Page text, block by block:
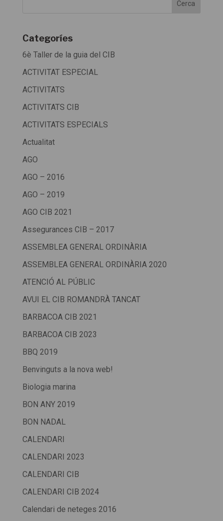
Categoríes
6è Taller de la guia del CIB
ACTIVITAT ESPECIAL
ACTIVITATS
ACTIVITATS CIB
ACTIVITATS ESPECIALS
Actualitat
AGO
AGO – 2016
AGO – 2019
AGO CIB 2021
Assegurances CIB – 2017
ASSEMBLEA GENERAL ORDINÀRIA
ASSEMBLEA GENERAL ORDINÀRIA 2020
ATENCIÓ AL PÚBLIC
AVUI EL CIB ROMANDRÀ TANCAT
BARBACOA CIB 2021
BARBACOA CIB 2023
BBQ 2019
Benvinguts a la nova web!
Biologia marina
BON ANY 2019
BON NADAL
CALENDARI
CALENDARI 2023
CALENDARI CIB
CALENDARI CIB 2024
Calendari de neteges 2016